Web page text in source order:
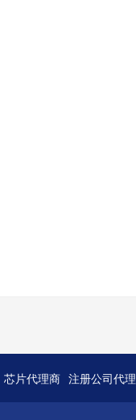
芯片代理商 注册公司代理